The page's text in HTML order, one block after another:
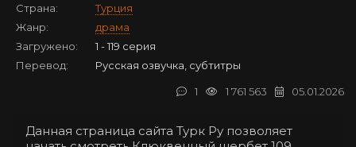
Страна:
Турция
Жанр:
драма
Загружено:
1 - 119 серия
Перевод:
Русская озвучка, субтитры
05.01.2026
1 761 563
1
Данная страница сайта Турк Ру позволяет